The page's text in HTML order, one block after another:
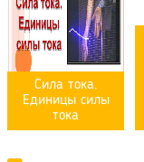
Сила тока.
Единицы силы
тока